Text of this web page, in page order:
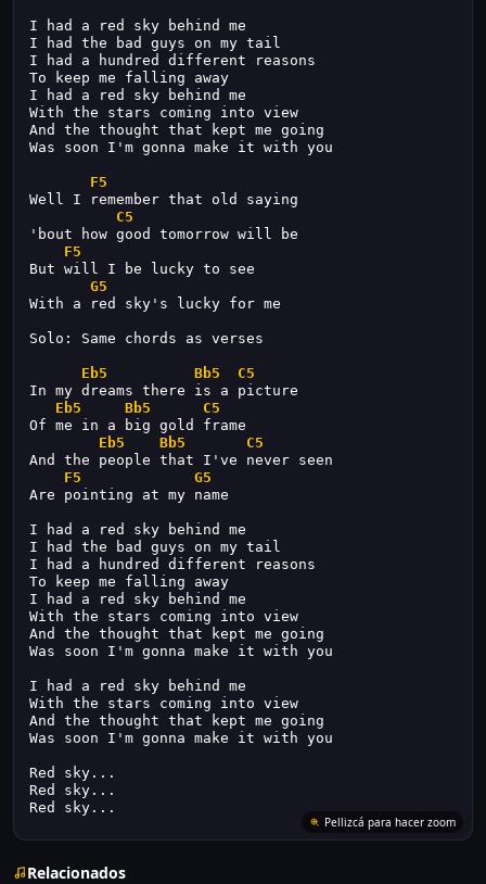
I had a red sky behind me
I had the bad guys on my tail
I had a hundred different reasons
To keep me falling away
I had a red sky behind me
With the stars coming into view
And the thought that kept me going
Was soon I'm gonna make it with you
F5
Well I remember that old saying
C5
'bout how good tomorrow will be
F5
But will I be lucky to see
G5
With a red sky's lucky for me
Solo: Same chords as verses
Eb5 Bb5
C5
In my dreams there is a picture
Eb5
Bb5
C5
Of me in a big gold frame
Eb5
Bb5
C5
And the people that I've never seen
F5
G5
Are pointing at my name
I had a red sky behind me
I had the bad guys on my tail
I had a hundred different reasons
To keep me falling away
I had a red sky behind me
With the stars coming into view
And the thought that kept me going
Was soon I'm gonna make it with you
I had a red sky behind me
With the stars coming into view
And the thought that kept me going
Was soon I'm gonna make it with you
Red sky...
Red sky...
Red sky...
Pellizcá para hacer zoom
Relacionados